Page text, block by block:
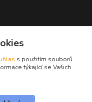
s použitím souborů
týkající se Vašich